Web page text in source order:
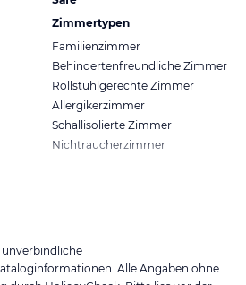
Zimmertypen
Familienzimmer
Behindertenfreundliche Zimmer
Rollstuhlgerechte Zimmer
Allergikerzimmer
Schallisolierte Zimmer
Nichtraucherzimmer
Alle Angaben ohne